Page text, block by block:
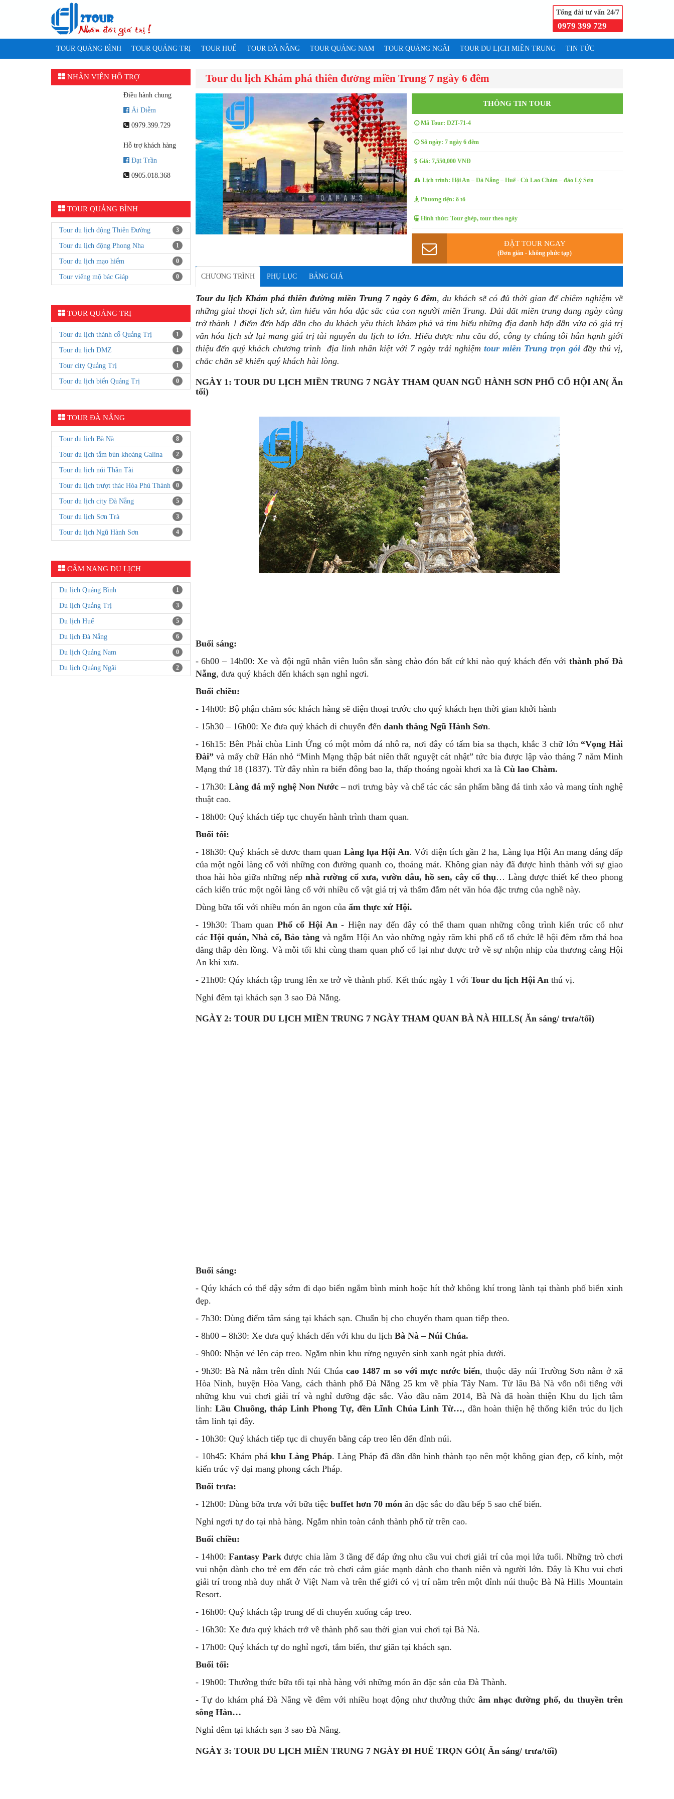
Tổng đài tư vấn 24/7
0979 399 729
TOUR QUẢNG BÌNH TOUR QUẢNG TRỊ TOUR HUẾ TOUR ĐÀ NẴNG TOUR QUẢNG NAM TOUR QUẢNG NGÃI TOUR DU LỊCH MIỀN TRUNG TIN TỨC
Tour du lịch Khám phá thiên đường miền Trung 7 ngày 6 đêm
THÔNG TIN TOUR
Mã Tour: D2T-71-4
Số ngày: 7 ngày 6 đêm
Giá: 7,550,000 VNĐ
Lịch trình: Hội An – Đà Nẵng – Huế - Cù Lao Chàm – đảo Lý Sơn
Phương tiện: ô tô
Hình thức: Tour ghép, tour theo ngày
ĐẶT TOUR NGAY
(Đơn giản - không phức tạp)
CHƯƠNG TRÌNH PHỤ LỤC BẢNG GIÁ
Tourdu lịch Khám phá thiên đường miền Trung 7 ngày 6 đêm, du khách sẽ có đủ thời gian để chiêm nghiệm về
những giai thoại lịch sử, tìm hiểu văn hóa đặc sắc của con người miền Trung.Dải đất miền trung đang ngày càng
trở thành 1 điểm đến hấp dẫn cho du khách yêu thích khám phá và tìm hiểu những địa danh hấp dẫn vừa có giá trị
văn hóa lịch sử lại mang giá trị tài nguyên du lịch to lớn. Hiểu được nhu cầu đó, công ty chúng tôi hân hạnh giới
thiệu đến quý khách chương trình
địa linh nhân kiệt với 7 ngày trải nghiệmtour miền Trung trọn gói đầy thú vị,
chắc chắn sẽ khiến quý khách hài lòng.
NGÀY 1: TOUR DU LỊCH MIỀN TRUNG 7 NGÀY THAM QUAN NGŨ HÀNH SƠN PHỐ CỔ HỘI AN( Ăn
tối)
Buổi sáng:
- 6h00 – 14h00: Xe và đội ngũ nhân viên luôn sẵn sàng chào đón bất cứ khi nào quý khách đến với thành phố Đà
Nẵng, đưa quý khách đến khách sạn nghỉ ngơi.
Buổi chiều:
- 14h00: Bộ phận chăm sóc khách hàng sẽ điện thoại trước cho quý khách hẹn thời gian khởi hành
- 15h30 – 16h00: Xe đưa quý khách di chuyển đến danh thắng Ngũ Hành Sơn.
- 16h15: Bên Phải chùa Linh Ứng có một mỏm đá nhô ra, nơi đây có tấm bia sa thạch, khắc 3 chữ lớn “Vọng Hải
Đài”và mấy chữ Hán nhỏ “Minh Mạng thập bát niên thất nguyệt cát nhật” tức bia được lập vào tháng 7 năm Minh
Mạng thứ 18 (1837). Từ đây nhìn ra biển đông bao la, thấp thoáng ngoài khơi xa là Cù lao Chàm.
- 17h30: Làng đá mỹ nghệ Non Nước – nơi trưng bày và chế tác các sản phẩm bằng đá tinh xảo và mang tính nghệ
thuật cao.
- 18h00: Quý khách tiếp tục chuyến hành trình tham quan.
Buổi tối:
- 18h30: Quý khách sẽ đươc tham quan Làng lụa Hội An. Với diện tích gần 2 ha, Làng lụa Hội An mang dáng dấp
của một ngôi làng cổ với những con đường quanh co, thoáng mát. Không gian này đã được hình thành với sự giao
thoa hài hòa giữa những nếp nhà rường cổ xưa, vườn dâu, hồ sen, cây cổ thụ… Làng được thiết kế theo phong
cách kiến trúc một ngôi làng cổ với nhiều cổ vật giá trị và thấm đẫm nét văn hóa đặc trưng của nghề này.
Dùng bữa tối với nhiều món ăn ngon của ẩm thực xứ Hội.
- 19h30: Tham quan Phố cổ Hội An- Hiện nay đến đây có thể tham quan những công trình kiến trúc cổ như
cácHội quán, Nhà cổ, Bảo tàng và ngắm Hội An vào những ngày răm khi phố cổ tổ chức lễ hội đêm rằm thả hoa
đăng thắp đèn lồng. Và mỗi tối khi cùng tham quan phố cổ lại như được trở về sự nhộn nhịp của thương cảng Hội
An khi xưa.
- 21h00: Qúy khách tập trung lên xe trở về thành phố. Kết thúc ngày 1 với Tour du lịch Hội Anthú vị.
Nghỉ đêm tại khách sạn 3 sao Đà Nẵng.
NGÀY 2: TOUR DU LỊCH MIỀN TRUNG 7 NGÀY THAM QUAN BÀ NÀ HILLS( Ăn sáng/ trưa/tối)
Buổi sáng:
- Qúy khách có thể dậy sớm đi dạo biển ngắm bình minh hoặc hít thở không khí trong lành tại thành phố biển xinh
đẹp.
- 7h30: Dùng điểm tâm sáng tại khách sạn. Chuẩn bị cho chuyến tham quan tiếp theo.
- 8h00 – 8h30: Xe đưa quý khách đến với khu du lịch Bà Nà – Núi Chúa.
- 9h00: Nhận vé lên cáp treo. Ngắm nhìn khu rừng nguyên sinh xanh ngát phía dưới.
- 9h30: Bà Nà nằm trên đỉnh Núi Chúa cao 1487 m so với mực nước biển, thuộc dãy núi Trường Sơn nằm ở xã
Hòa Ninh, huyện Hòa Vang, cách thành phố Đà Nẵng 25 km về phía Tây Nam. Từ lâu Bà Nà vốn nổi tiếng với
những khu vui chơi giải trí và nghỉ dưỡng đặc sắc. Vào đầu năm 2014, Bà Nà đã hoàn thiện Khu du lịch tâm
linh: Lầu Chuông, tháp Linh Phong Tự, đền Lĩnh Chúa Linh Từ…, dần hoàn thiện hệ thống kiến trúc du lịch
tâm linh tại đây.
- 10h30: Quý khách tiếp tục di chuyển bằng cáp treo lên đến đỉnh núi.
- 10h45: Khám phá khu Làng Pháp. Làng Pháp đã dần dần hình thành tạo nên một không gian đẹp, cổ kính, một
kiến trúc vỹ đại mang phong cách Pháp.
Buổi trưa:
- 12h00: Dùng bữa trưa với bữa tiệc buffet hơn 70 mónăn đặc sắc do đầu bếp 5 sao chế biến.
Nghỉ ngơi tự do tại nhà hàng. Ngắm nhìn toàn cảnh thành phố từ trên cao.
Buổi chiều:
- 14h00:Fantasy Parkđược chia làm 3 tầng để đáp ứng nhu cầu vui chơi giải trí của mọi lứa tuổi. Những trò chơi
vui nhộn dành cho trẻ em đến các trò chơi cảm giác mạnh dành cho thanh niên và người lớn. Đây là Khu vui chơi
giải trí trong nhà duy nhất ở Việt Nam và trên thế giới có vị trí nằm trên một đỉnh núi thuộc Bà Nà Hills Mountain
Resort.
- 16h00: Quý khách tập trung để di chuyển xuống cáp treo.
- 16h30: Xe đưa quý khách trở về thành phố sau thời gian vui chơi tại Bà Nà.
- 17h00: Quý khách tự do nghỉ ngơi, tắm biển, thư giãn tại khách sạn.
Buổi tối:
- 19h00: Thưởng thức bữa tối tại nhà hàng với những món ăn đặc sản của Đà Thành.
- Tự do khám phá Đà Nẵng về đêm với nhiều hoạt động như thưởng thức âm nhạc đường phố, du thuyền trên
sông Hàn…
Nghỉ đêm tại khách sạn 3 sao Đà Nẵng.
NGÀY 3: TOUR DU LỊCH MIỀN TRUNG 7 NGÀY ĐI HUẾ TRỌN GÓI( Ăn sáng/ trưa/tối)
NHÂN VIÊN HỖ TRỢ
Điều hành chung
Ái Diễm
0979.399.729
Hỗ trợ khách hàng
Đạt Trần
0905.018.368
TOUR QUẢNG BÌNH
Tour du lịch động Thiên Đường 3
Tour du lịch động Phong Nha 1
Tour du lịch mạo hiểm 0
Tour viếng mộ bác Giáp 0
TOUR QUẢNG TRỊ
Tour du lịch thành cổ Quảng Trị 1
Tour du lịch DMZ 1
Tour city Quảng Trị 1
Tour du lịch biển Quảng Trị 0
TOUR ĐÀ NẴNG
Tour du lịch Bà Nà 8
Tour du lịch tắm bùn khoáng Galina 2
Tour du lịch núi Thần Tài 6
Tour du lịch trượt thác Hòa Phú Thành 0
Tour du lịch city Đà Nẵng 5
Tour du lịch Sơn Trà 3
Tour du lịch Ngũ Hành Sơn 4
CẨM NANG DU LỊCH
Du lịch Quảng Bình 1
Du lịch Quảng Trị 3
Du lịch Huế 5
Du lịch Đà Nẵng 6
Du lịch Quảng Nam 0
Du lịch Quảng Ngãi 2